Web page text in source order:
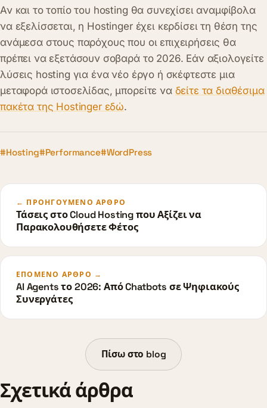
Αν και το τοπίο του hosting θα συνεχίσει αναμφίβολα
να εξελίσσεται, η Hostinger έχει κερδίσει τη θέση της
ανάμεσα στους παρόχους που οι επιχειρήσεις θα
πρέπει να εξετάσουν σοβαρά το 2026. Εάν αξιολογείτε
λύσεις hosting για ένα νέο έργο ή σκέφτεστε μια
μεταφορά ιστοσελίδας, μπορείτε να δείτε τα διαθέσιμα
πακέτα της Hostinger εδώ.
#Hosting#Performance#WordPress
← ΠΡΟΗΓΟΎΜΕΝΟ ΆΡΘΡΟ
Τάσεις στο Cloud Hosting που Αξίζει να
Παρακολουθήσετε Φέτος
ΕΠΌΜΕΝΟ ΆΡΘΡΟ →
AI Agents το 2026: Από Chatbots σε Ψηφιακούς
Συνεργάτες
Πίσω στο blog
Σχετικά άρθρα